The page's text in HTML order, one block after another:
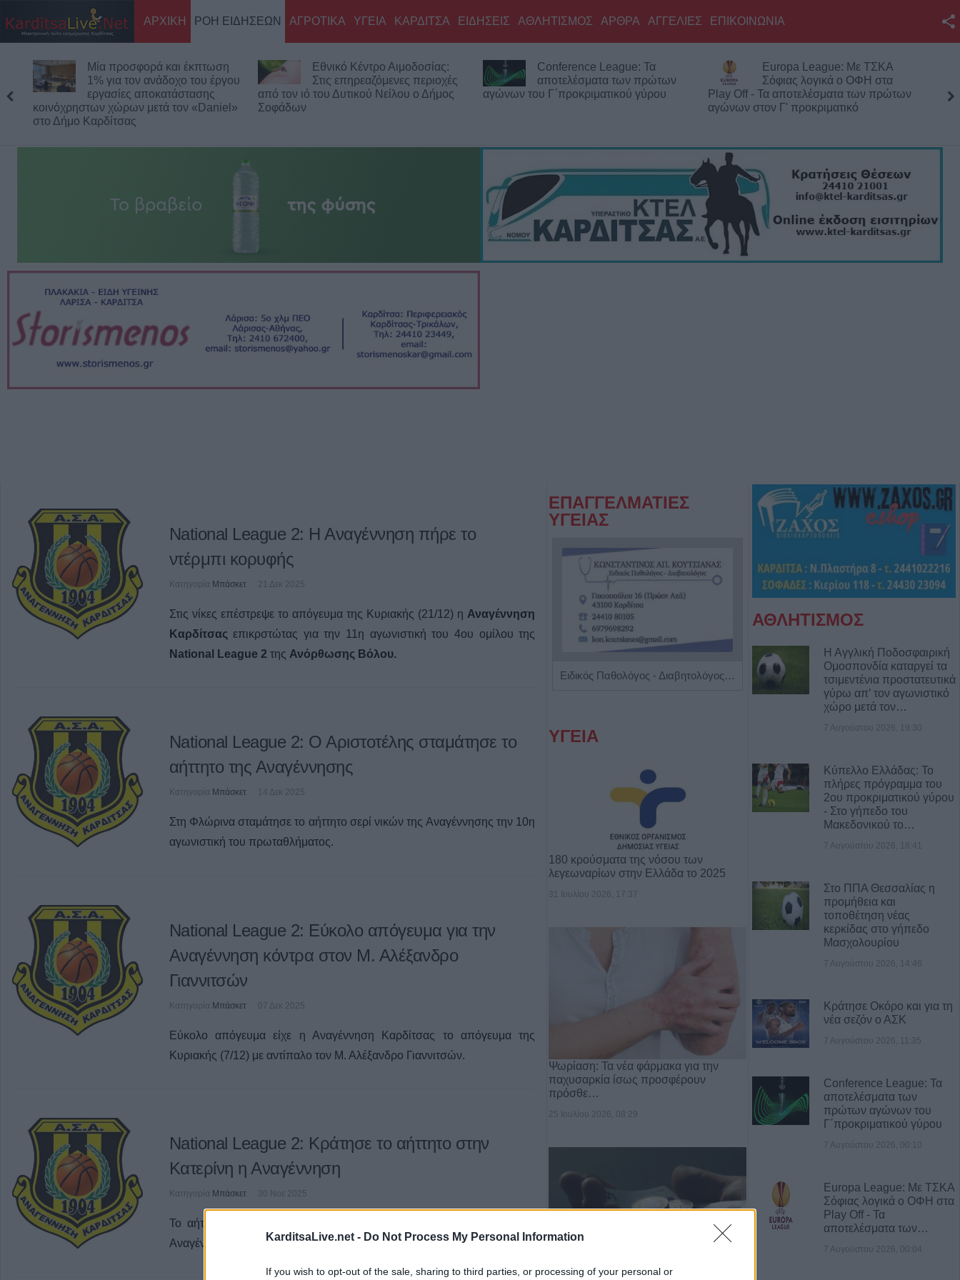
KarditsaLive.net - Do Not Process My Personal Information
If you wish to opt-out of the sale, sharing to third parties, or processing of your personal or
Twitter
YouTube
Επικοινωνία με το
ΑΡΧΙΚΗ ΡΟΗ ΕΙΔΗΣΕΩΝ ΑΓΡΟΤΙΚΑ ΥΓΕΙΑ ΚΑΡΔΙΤΣΑ ΕΙΔΗΣΕΙΣ ΑΘΛΗΤΙΣΜΟΣ ΑΡΘΡΑ ΑΓΓΕΛΙΕΣ ΕΠΙΚΟΙΝΩΝΙΑ
Μία προσφορά και έκπτωση
1% για τον ανάδοχο του έργου
εργασίες αποκατάστασης
κοινόχρηστων χώρων μετά τον «Daniel»
στο Δήμο Καρδίτσας
Εθνικό Κέντρο Αιμοδοσίας:
Στις επηρεαζόμενες περιοχές
από τον ιό του Δυτικού Νείλου ο Δήμος
Σοφάδων
Conference League: Τα
αποτελέσματα των πρώτων
αγώνων του Γ΄προκριματικού γύρου
Europa League: Με ΤΣΚΑ
Σόφιας λογικά ο ΟΦΗ στα
Play Off - Τα αποτελέσματα των πρώτων
αγώνων στον Γ' προκριματικό
National League 2: Η Αναγέννηση πήρε το
ντέρμπι κορυφής
Κατηγορία Μπάσκετ 21 Δεκ 2025
Στις νίκες επέστρεψε το απόγευμα της Κυριακής (21/12) η Αναγέννηση
Καρδίτσας επικρστώτας για την 11η αγωνιστική του 4ου ομίλου της
National League 2 της Ανόρθωσης Βόλου.
National League 2: Ο Αριστοτέλης σταμάτησε το
αήττητο της Αναγέννησης
Κατηγορία Μπάσκετ 14 Δεκ 2025
Στη Φλώρινα σταμάτησε το αήττητο σερί νικών της Αναγέννησης την 10η
αγωνιστική του πρωταθλήματος.
National League 2: Εύκολο απόγευμα για την
Αναγέννηση κόντρα στον Μ. Αλέξανδρο
Γιαννιτσών
Κατηγορία Μπάσκετ 07 Δεκ 2025
Εύκολο απόγευμα είχε η Αναγέννηση Καρδίτσας το απόγευμα της
Κυριακής (7/12) με αντίπαλο τον Μ. Αλέξανδρο Γιαννιτσών.
National League 2: Κράτησε το αήττητο στην
Κατερίνη η Αναγέννηση
Κατηγορία Μπάσκετ 30 Νοε 2025
Το αήτητητο σερί της συνέχισε το απόγευμα της Κυριακής (30/11) η
Αναγέννηση επικρατώντας και στην Κατερίνη.
ΕΠΑΓΓΕΛΜΑΤΙΕΣ
ΥΓΕΙΑΣ
Ειδικός Παθολόγος - Διαβητολόγος 'Κωνσταντίνος Απ. Κουτσιανάς" Χειρουργός Οφθαλμίατρος 'Παπούλιας Δημήτριος'
ΥΓΕΙΑ
180 κρούσματα της νόσου των
λεγεωναρίων στην Ελλάδα το 2025
31 Ιουλίου 2026, 17:37
Ψωρίαση: Τα νέα φάρμακα για την
παχυσαρκία ίσως προσφέρουν
πρόσθε…
25 Ιουλίου 2026, 08:29
Επιστήμη- Υγεία: Οι οικονομικές
ΑΘΛΗΤΙΣΜΟΣ
Η Αγγλική Ποδοσφαιρική
Ομοσπονδία καταργεί τα
τσιμεντένια προστατευτικά
γύρω απ’ τον αγωνιστικό
χώρο μετά τον…
7 Αυγούστου 2026, 19:30
Κύπελλο Ελλάδας: Το
πλήρες πρόγραμμα του
2ου προκριματικού γύρου
- Στο γήπεδο του
Μακεδονικού το…
7 Αυγούστου 2026, 18:41
Στο ΠΠΑ Θεσσαλίας η
προμήθεια και
τοποθέτηση νέας
κερκίδας στο γήπεδο
Μασχολουρίου
7 Αυγούστου 2026, 14:46
Κράτησε Οκόρο και για τη
νέα σεζόν ο ΑΣΚ
7 Αυγούστου 2026, 11:35
Conference League: Τα
αποτελέσματα των
πρώτων αγώνων του
Γ΄προκριματικού γύρου
7 Αυγούστου 2026, 00:10
Europa League: Με ΤΣΚΑ
Σόφιας λογικά ο ΟΦΗ στα
Play Off - Τα
αποτελέσματα των…
7 Αυγούστου 2026, 00:04